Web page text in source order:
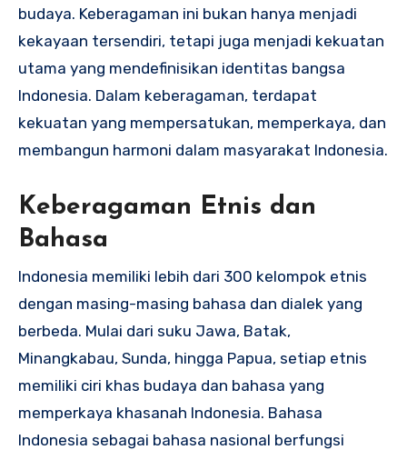
budaya. Keberagaman ini bukan hanya menjadi
kekayaan tersendiri, tetapi juga menjadi kekuatan
utama yang mendefinisikan identitas bangsa
Indonesia. Dalam keberagaman, terdapat
kekuatan yang mempersatukan, memperkaya, dan
membangun harmoni dalam masyarakat Indonesia.
Keberagaman Etnis dan
Bahasa
Indonesia memiliki lebih dari 300 kelompok etnis
dengan masing-masing bahasa dan dialek yang
berbeda. Mulai dari suku Jawa, Batak,
Minangkabau, Sunda, hingga Papua, setiap etnis
memiliki ciri khas budaya dan bahasa yang
memperkaya khasanah Indonesia. Bahasa
Indonesia sebagai bahasa nasional berfungsi